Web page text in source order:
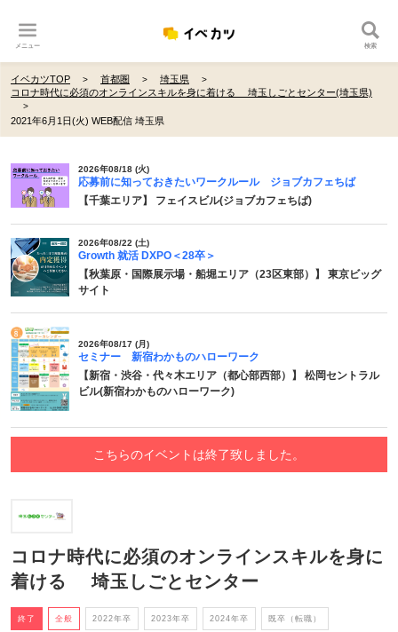
メニュー 検索
イベカツTOP 首都圏
埼玉県
コロナ時代に必須のオンラインスキルを身に着ける 埼玉しごとセンター(埼玉県)
2021年6月1日(火) WEB配信 埼玉県
2026年08/18 (火)
応募前に知っておきたいワークルール ジョブカフェちば
【千葉エリア】 フェイスビル(ジョブカフェちば)
2026年08/22 (土)
Growth 就活 DXPO＜28卒＞
【秋葉原・国際展示場・船堀エリア（23区東部）】 東京ビッグ
サイト
2026年08/17 (月)
セミナー 新宿わかものハローワーク
【新宿・渋谷・代々木エリア（都心部西部）】 松岡セントラル
ビル(新宿わかものハローワーク)
こちらのイベントは終了致しました。
コロナ時代に必須のオンラインスキルを身に
着ける 埼玉しごとセンター
終了 全般 2022年卒 2023年卒 2024年卒 既卒（転職）